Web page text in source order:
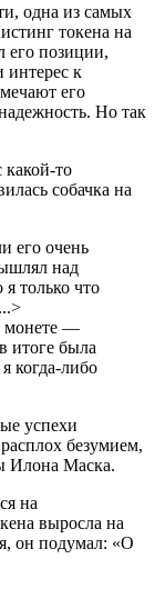
одна из самых
токена на
его позиции,
интерес к
его
Но так
какой-то
собачка на
его очень
над
только что
монете —
итоге была
когда-либо
успехи
безумием,
Илона Маска.
на
выросла на
он подумал: «О